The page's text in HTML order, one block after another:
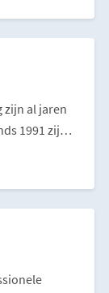
zijn al jaren
1991 zijn